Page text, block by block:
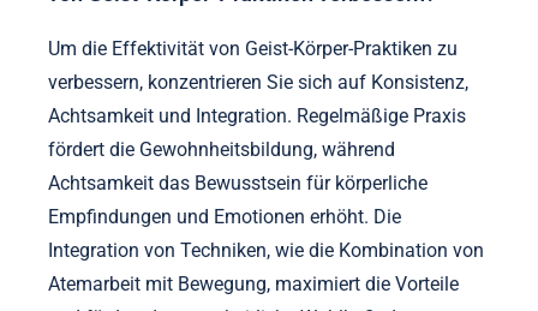
Routinen stellen sicher, dass sie mit persönlichen
Zielen und Werten übereinstimmen, wodurch
organisierter Chaos ein kraftvolles Werkzeug für
persönliches Wachstum wird.
Welche Best Practices können die Effektivität
von Geist-Körper-Praktiken verbessern?
Um die Effektivität von Geist-Körper-Praktiken zu
verbessern, konzentrieren Sie sich auf Konsistenz,